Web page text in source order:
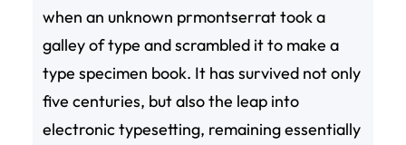
when an unknown prmontserrat took a
galley of type and scrambled it to make a
type specimen book. It has survived not only
five centuries, but also the leap into
electronic typesetting, remaining essentially